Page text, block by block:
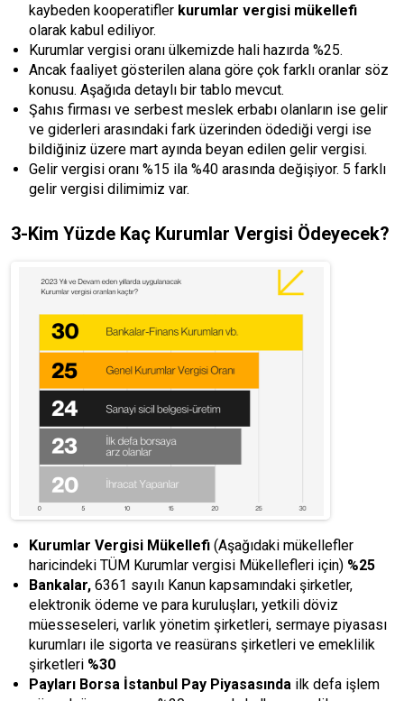
kaybeden kooperatifler kurumlar vergisi mükellefi
olarak kabul ediliyor.
Kurumlar vergisi oranı ülkemizde hali hazırda %25.
Ancak faaliyet gösterilen alana göre çok farklı oranlar söz
konusu. Aşağıda detaylı bir tablo mevcut.
Şahıs firması ve serbest meslek erbabı olanların ise gelir
ve giderleri arasındaki fark üzerinden ödediği vergi ise
bildiğiniz üzere mart ayında beyan edilen gelir vergisi.
Gelir vergisi oranı %15 ila %40 arasında değişiyor. 5 farklı
gelir vergisi dilimimiz var.
3-Kim Yüzde Kaç Kurumlar Vergisi Ödeyecek?
Kurumlar Vergisi Mükellefi (Aşağıdaki mükellefler
haricindeki TÜM Kurumlar vergisi Mükellefleri için) %25
Bankalar, 6361 sayılı Kanun kapsamındaki şirketler,
elektronik ödeme ve para kuruluşları, yetkili döviz
müesseseleri, varlık yönetim şirketleri, sermaye piyasası
kurumları ile sigorta ve reasürans şirketleri ve emeklilik
şirketleri %30
Payları Borsa İstanbul Pay Piyasasında ilk defa işlem